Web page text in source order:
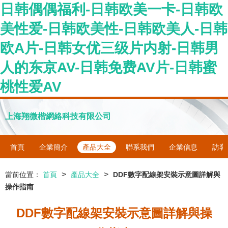
日韩偶偶福利-日韩欧美一卡-日韩欧
美性爱-日韩欧美性-日韩欧美人-日韩
欧A片-日韩女优三级片内射-日韩男
人的东京AV-日韩免费AV片-日韩蜜
桃性爱AV
上海翔微楷網絡科技有限公司
首頁 企業簡介 產品大全 聯系我們 企業信息 訪客
當前位置： 首頁 > 產品大全 >
DDF數字配線架安裝示意圖詳解與
操作指南
DDF數字配線架安裝示意圖詳解與操